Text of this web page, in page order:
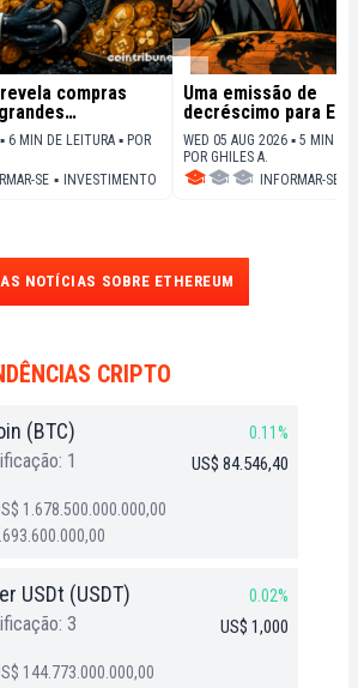
compras
6 MIN DE LEITURA ▪ POR
SE ▪ INVESTIMENTO
Uma emissão de
decréscimo para
Uma nova proposta
debate
WED 05 AUG 2026 ▪ 5 MIN DE
POR GHILES A.
INFORMAR-SE
NOTÍCIAS SOBRE ETHEREUM
CRIPTO
(BTC)
1
0.11%
US$ 84.546,40
1.678.500.000.000,00
USDt (USDT)
3
0.02%
US$ 1,000
144.773.000.000,00